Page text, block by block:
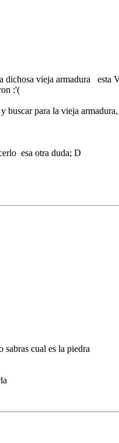
vieja armadura esta
:'(
para la vieja
esa otra duda; D
sabras cual es la piedra